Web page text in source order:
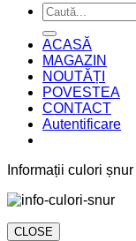
Caută
după:
ACASĂ
MAGAZIN
NOUTĂȚI
POVESTEA
CONTACT
Autentificare
Informații culori șnur
CLOSE